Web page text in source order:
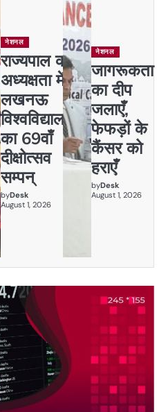
नेशनल
राज्यपाल की
अध्यक्षता में
लखनऊ
विश्वविद्यालय
का 69वाँ
दीक्षोत्सव
सम्पन्
byDesk
August 1, 2026
नेशनल
जागरूकता
का दीप
जलाएँ,
फेफड़ों के
कैंसर को
हराएँ
byDesk
August 1, 2026